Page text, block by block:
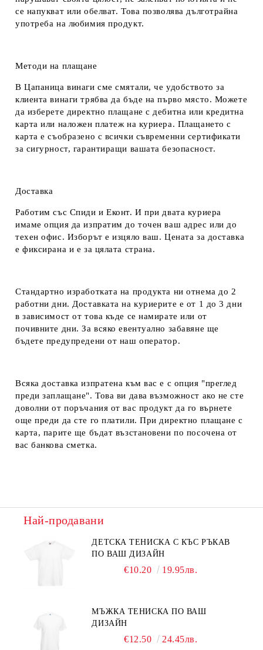
се напукват или обелват. Това позволява дълготрайна
употреба на любимия продукт.
Методи на плащане
В Цапаница винаги сме смятали, че удобството за
клиента винаги трябва да бъде на първо място. Можете
да изберете директно плащане с дебитна или кредитна
карта или наложен платеж на куриера. Плащането с
карта е съобразено с всички съвременни сертификати
за сигурност, гарантиращи вашата безопасност.
Доставка
Работим със Спиди и Еконт. И при двата куриера
имаме опция да изпратим до точен ваш адрес или до
техен офис. Изборът е изцяло ваш. Цената за доставка
е фиксирана и е за цялата страна.
Стандартно изработката на продукта ни отнема до 2
работни дни. Доставката на куриерите е от 1 до 3 дни
в зависимост от това къде се намирате или от
почивните дни. За всяко евентуално забавяне ще
бъдете предупредени от наш оператор.
Всяка доставка изпратена към вас е с опция "преглед
преди заплащане". Това ви дава възможност ако не сте
доволни от поръчания от вас продукт да го върнете
още преди да сте го платили. При директно плащане с
карта, парите ще бъдат възстановени по посочена от
вас банкова сметка.
Най-продавани
ДЕТСКА ТЕНИСКА С КЪС РЪКАВ
ПО ВАШ ДИЗАЙН
€10.20 19.95лв.
МЪЖКА ТЕНИСКА ПО ВАШ
ДИЗАЙН
€12.50 24.45лв.